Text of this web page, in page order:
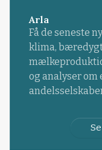
Arla
Få de seneste
klima,
og analyser